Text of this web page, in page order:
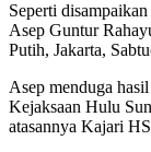
Seperti
Asep Guntur
Putih, Jakarta,
Asep menduga
Kejaksaan Hulu
atasannya Kajari